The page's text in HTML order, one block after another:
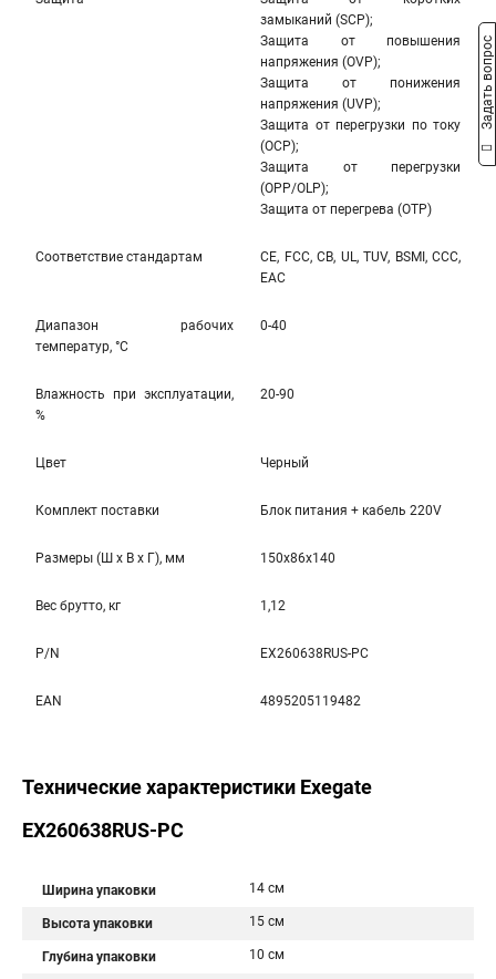
замыканий (SCP);
Защита от повышения
напряжения (OVP);
Защита от понижения
напряжения (UVP);
Защита от перегрузки по току
(OCP);
Защита от перегрузки
(OPP/OLP);
Защита от перегрева (OTP)
Соответствие стандартам
CE, FCC, CB, UL, TUV, BSMI, CCC,
EAC
Диапазон рабочих
температур, °С
0-40
Влажность при эксплуатации,
%
20-90
Цвет Черный
Комплект поставки Блок питания + кабель 220V
Размеры (Ш x В x Г), мм 150x86x140
Вес брутто, кг 1,12
P/N EX260638RUS-PC
EAN 4895205119482
Технические характеристики Exegate
EX260638RUS-PC
Ширина упаковки 14 см
Высота упаковки 15 см
Глубина упаковки 10 см
Задать вопрос